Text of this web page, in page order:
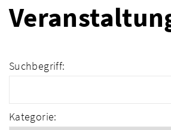
Suchbegriff:
Kategorie: